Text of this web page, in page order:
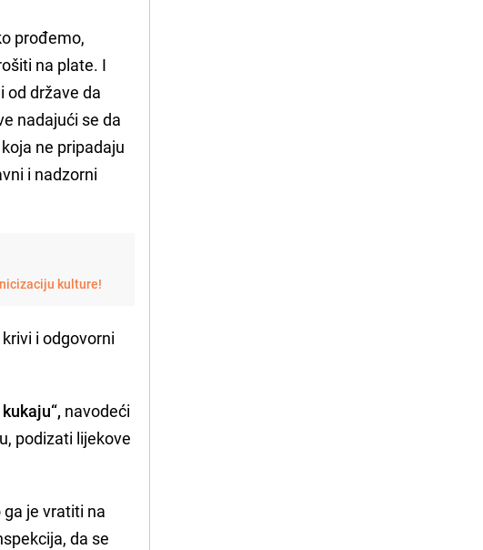
prođemo,
na plate. I
od države da
nadajući se da
ne pripadaju
i nadzorni
kulture!
i odgovorni
navodeći
podizati lijekove
je vratiti na
da se